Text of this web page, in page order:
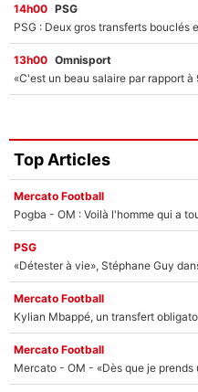
14h00 PSG
13h00 Omnisport
Top Articles
Mercato Football
Pogba - OM : Voilà l'homme qui a
PSG
«Détester à vie», Stéphane Guy
Mercato Football
Kylian Mbappé, un transfert
Mercato Football